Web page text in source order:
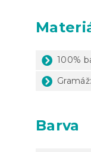
100%
Barva